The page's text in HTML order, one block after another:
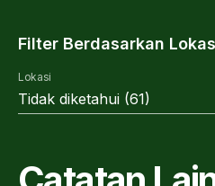
Filter Berdasarkan
Lokasi
Tidak diketahui (61)